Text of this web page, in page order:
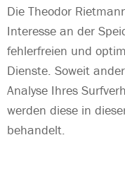
Die Theodor
Interesse an der
fehlerfreien und
Dienste. Soweit
Analyse Ihres
werden diese in
behandelt.